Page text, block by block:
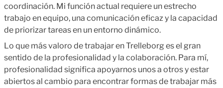
coordinación. Mi función actual requiere un estrecho
trabajo en equipo, una comunicación eficaz y la capacidad
de priorizar tareas en un entorno dinámico.
Lo que más valoro de trabajar en Trelleborg es el gran
sentido de la profesionalidad y la colaboración. Para mí,
profesionalidad significa apoyarnos unos a otros y estar
abiertos al cambio para encontrar formas de trabajar más